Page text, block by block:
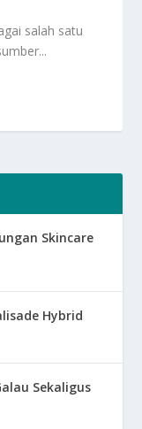
salah satu
Skincare
Hybrid
Sekaligus